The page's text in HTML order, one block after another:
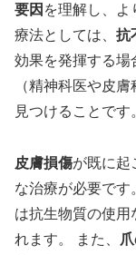
要因 を理解し、よ
療法としては、 抗
効果を発揮する場
（精神科医や皮
見つけることです
皮膚損傷が既に起
な治療が必要です
は抗生物質の使用
れます。 また、